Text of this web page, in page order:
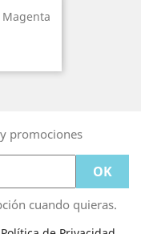
Magenta
promociones
cuando quieras.